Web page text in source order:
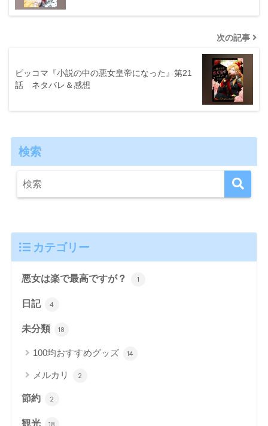
次の記事
ピッコマ『小説の中の悪女皇帝になった』第21
話 ネタバレ＆感想
検索
カテゴリー
悪女は楽で最高ですが？ 1
日記 4
未分類 18
100均おすすめグッズ 14
メルカリ 2
節約 2
観光 18